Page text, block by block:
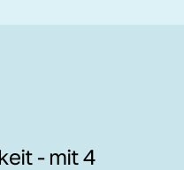
- mit 4